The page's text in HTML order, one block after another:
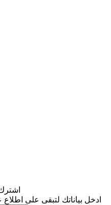
ادخل بياناتك لتبقى على